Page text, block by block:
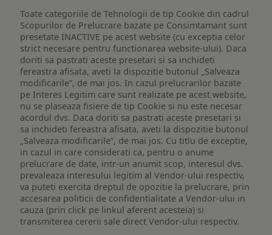
Toate categoriile de Tehnologii de tip Cookie din cadrul
Scopurilor de Prelucrare bazate pe Consimtamant sunt
presetate INACTIVE pe acest website (cu exceptia celor
strict necesare pentru functionarea website-ului). Daca
doriti sa pastrati aceste presetari si sa inchideti
fereastra afisata, aveti la dispozitie butonul „Salveaza
modificarile”, de mai jos. In cazul prelucrarilor bazate
pe Interes Legitim care sunt realizate pe acest website,
nu se plaseaza fisiere de tip Cookie si nu este necesar
acordul dvs. Daca doriti sa pastrati aceste presetari si
sa inchideti fereastra afisata, aveti la dispozitie butonul
„Salveaza modificarile”, de mai jos. Cu titlu de exceptie,
in cazul in care considerati ca, pentru o anume
prelucrare de date, intr-un anumit scop, interesul dvs.
prevaleaza interesului legitim al Vendor-ului respectiv,
va puteti exercita dreptul de opozitie la prelucrare, prin
accesarea politicii de confidentialitate a Vendor-ului in
cauza (prin click pe linkul aferent acesteia) si
transmiterea cererii sale direct Vendor-ului respectiv.